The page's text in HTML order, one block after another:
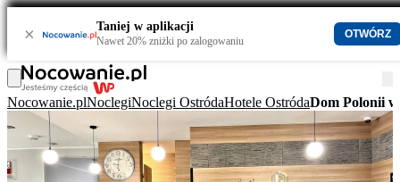
× Taniej w aplikacji
Nawet 20% zniżki po zalogowaniu
OTWÓRZ
Nocowanie.plNoclegiNoclegi OstródaHotele OstródaDom Polonii